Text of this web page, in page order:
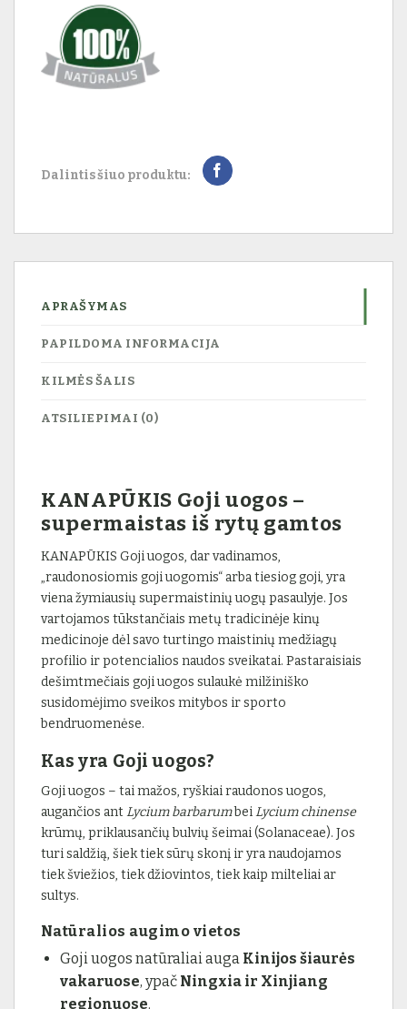
Dalintis šiuo produktu:
APRAŠYMAS
PAPILDOMA INFORMACIJA
KILMĖS ŠALIS
ATSILIEPIMAI (0)
KANAPŪKIS Goji uogos –
supermaistas iš rytų gamtos
KANAPŪKIS Goji uogos, dar vadinamos,
„raudonosiomis goji uogomis“ arba tiesiog goji, yra
viena žymiausių supermaistinių uogų pasaulyje. Jos
vartojamos tūkstančiais metų tradicinėje kinų
medicinoje dėl savo turtingo maistinių medžiagų
profilio ir potencialios naudos sveikatai. Pastaraisiais
dešimtmečiais goji uogos sulaukė milžiniško
susidomėjimo sveikos mitybos ir sporto
bendruomenėse.
Kas yra Goji uogos?
Goji uogos – tai mažos, ryškiai raudonos uogos,
augančios antLycium barbarumbeiLycium chinense
krūmų, priklausančių bulvių šeimai (Solanaceae). Jos
turi saldžią, šiek tiek sūrų skonį ir yra naudojamos
tiek šviežios, tiek džiovintos, tiek kaip milteliai ar
sultys.
Natūralios augimo vietos
Goji uogos natūraliai auga Kinijos šiaurės
vakaruose, ypač Ningxia ir Xinjiang
regionuose.